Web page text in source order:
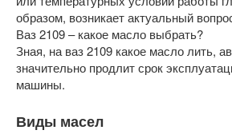
образом, возникает актуальный
Ваз 2109 – какое масло выбрать?
Зная, на ваз 2109 какое масло лить,
значительно продлит срок
машины.
Виды масел